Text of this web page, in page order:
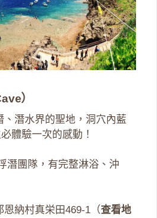
）
、潛水界的聖地，洞穴內藍
體驗一次的感動！
潛團隊，有完整淋浴、沖
恩納村真栄田469-1（查看地